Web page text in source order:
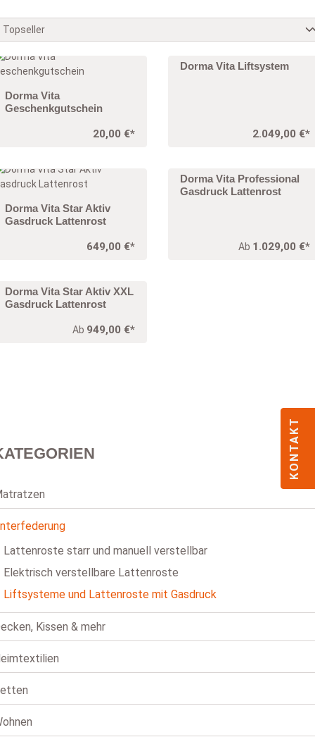
Dorma Vita
Geschenkgutschein
20,00 €*
Dorma Vita Liftsystem
2.049,00 €*
Dorma Vita Star Aktiv
Gasdruck Lattenrost
649,00 €*
Dorma Vita Professional
Gasdruck Lattenrost
Ab 1.029,00 €*
Dorma Vita Star Aktiv XXL
Gasdruck Lattenrost
Ab 949,00 €*
Lattenroste starr und manuell verstellbar
Elektrisch verstellbare Lattenroste
Liftsysteme und Lattenroste mit Gasdruck
Kissen & mehr
KONTAKT